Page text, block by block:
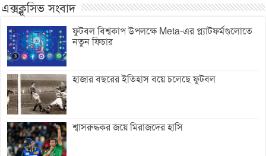
এক্সক্লুসিভ সংবাদ
ফুটবল বিশ্বকাপ উপলক্ষে Meta-এর প্ল্যাটফর্মগুলোতে
নতুন ফিচার
হাজার বছরের ইতিহাস বয়ে চলেছে ফুটবল
শ্বাসরুদ্ধকর জয়ে মিরাজদের হাসি